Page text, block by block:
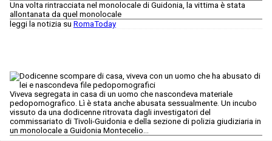
Una volta rintracciata nel monolocale di Guidonia, la vittima è stata
allontanata da quel monolocale
leggi la notizia su RomaToday
Viveva segregata in casa di un uomo che nascondeva materiale
pedopornografico. Lì è stata anche abusata sessualmente. Un incubo
vissuto da una dodicenne ritrovata dagli investigatori del
commissariato di Tivoli-Guidonia e della sezione di polizia giudiziaria in
un monolocale a Guidonia Montecelio...